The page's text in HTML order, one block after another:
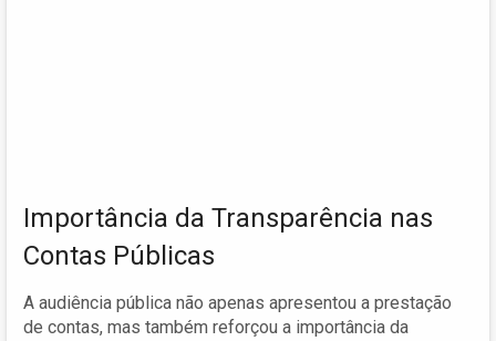
Importância da Transparência nas
Contas Públicas
A audiência pública não apenas apresentou a prestação
de contas, mas também reforçou a importância da